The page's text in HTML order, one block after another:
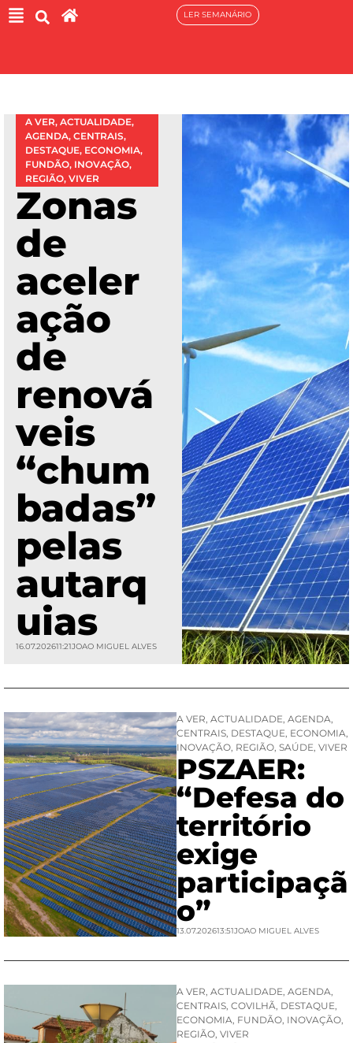
LER SEMANÁRIO
A VER, ACTUALIDADE,
AGENDA, CENTRAIS,
DESTAQUE, ECONOMIA,
FUNDÃO, INOVAÇÃO,
REGIÃO, VIVER
Zonas
de
aceler
ação
de
renová
veis
“chum
badas”
pelas
autarq
uias
16.07.202611:21JOAO MIGUEL ALVES
A VER, ACTUALIDADE, AGENDA,
CENTRAIS, DESTAQUE, ECONOMIA,
INOVAÇÃO, REGIÃO, SAÚDE, VIVER
PSZAER:
“Defesa do
território
exige
participaçã
o”
13.07.202613:51JOAO MIGUEL ALVES
A VER, ACTUALIDADE, AGENDA,
CENTRAIS, COVILHÃ, DESTAQUE,
ECONOMIA, FUNDÃO, INOVAÇÃO,
REGIÃO, VIVER